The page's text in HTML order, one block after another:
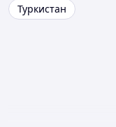
Туркистан